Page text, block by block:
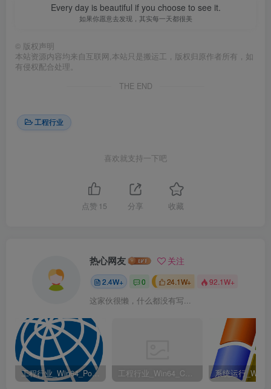
Every day is beautiful if you choose to see it.
如果你愿意去发现，其实每一天都很美
© 版权声明
本站资源内容均来自互联网,本站只是搬运工，版权归原作者所有，如
有侵权配合处理。
THE END
工程行业
喜欢就支持一下吧
点赞 15 分享 收藏
热心网友 关注
2.4W+ 0 24.1W+ 92.1W+
这家伙很懒，什么都没有写...
工程行业_Win64_PointWise 18.6 R2 x64资源下载地址_百度网盘迅雷BT 工程行业_Win64_Cadence Fidelity Pointwise 2024.1 x64资源下载地址_百度网盘迅雷BT